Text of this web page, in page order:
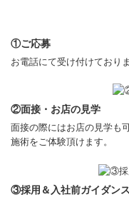
①ご応募
お電話にて受け付けており
②面接・お店の見学
面接の際にはお店の見学も
施術をご体験頂けます。
③採用＆入社前ガイダンス